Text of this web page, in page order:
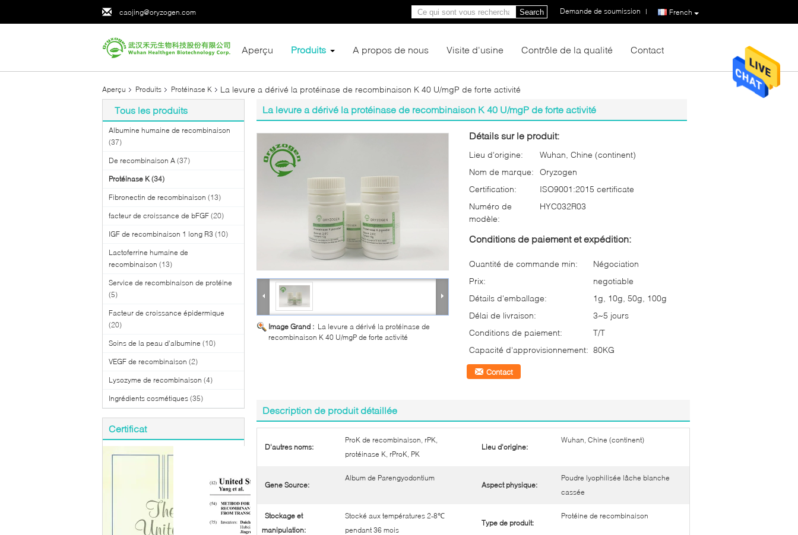
caojing@oryzogen.com French
Demande de soumission |
Search
Aperçu Produits A propos de nous Visite d'usine Contrôle de la qualité Contact
Aperçu Produits Protéinase K La levure a dérivé la protéinase de recombinaison K 40 U/mgP de forte activité
Tous les produits
Albumine humaine de recombinaison
(37)
De recombinaison A (37)
Protéinase K (34)
Fibronectin de recombinaison (13)
facteur de croissance de bFGF (20)
IGF de recombinaison 1 long R3 (10)
Lactoferrine humaine de
recombinaison (13)
Service de recombinaison de protéine
(5)
Facteur de croissance épidermique
(20)
Soins de la peau d'albumine (10)
VEGF de recombinaison (2)
Lysozyme de recombinaison (4)
Ingrédients cosmétiques (35)
Certificat
La levure a dérivé la protéinase de recombinaison K 40 U/mgP de forte activité
Image Grand : La levure a dérivé la protéinase de
recombinaison K 40 U/mgP de forte activité
Détails sur le produit:
Lieu d'origine:
Wuhan, Chine (continent)
Nom de marque:
Oryzogen
Certification:
ISO9001:2015 certificate
Numéro de
modèle:
HYC032R03
Conditions de paiement et expédition:
Quantité de commande min:
Négociation
Prix:
negotiable
Détails d'emballage:
1g, 10g, 50g, 100g
Délai de livraison:
3~5 jours
Conditions de paiement:
T/T
Capacité d'approvisionnement: 80KG
Contact
Description de produit détaillée
D'autres noms:
ProK de recombinaison, rPK,
protéinase K, rProK, PK
Lieu d'origine:
Wuhan, Chine (continent)
Gene Source:
Album de Parengyodontium
Aspect physique:
Poudre lyophilisée lâche blanche
cassée
Stockage et
manipulation:
Stocké aux températures 2-8℃
pendant 36 mois
Type de produit:
Protéine de recombinaison